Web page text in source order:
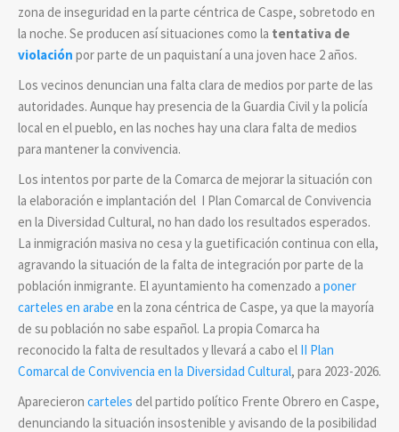
zona de inseguridad en la parte céntrica de Caspe, sobretodo en
la noche. Se producen así situaciones como la tentativa de
violación por parte de un paquistaní a una joven hace 2 años.
Los vecinos denuncian una falta clara de medios por parte de las
autoridades. Aunque hay presencia de la Guardia Civil y la policía
local en el pueblo, en las noches hay una clara falta de medios
para mantener la convivencia.
Los intentos por parte de la Comarca de mejorar la situación con
la elaboración e implantación del I Plan Comarcal de Convivencia
en la Diversidad Cultural, no han dado los resultados esperados.
La inmigración masiva no cesa y la guetificación continua con ella,
agravando la situación de la falta de integración por parte de la
población inmigrante. El ayuntamiento ha comenzado a poner
carteles en arabe en la zona céntrica de Caspe, ya que la mayoría
de su población no sabe español. La propia Comarca ha
reconocido la falta de resultados y llevará a cabo el II Plan
Comarcal de Convivencia en la Diversidad Cultural, para 2023-2026.
Aparecieron carteles del partido político Frente Obrero en Caspe,
denunciando la situación insostenible y avisando de la posibilidad